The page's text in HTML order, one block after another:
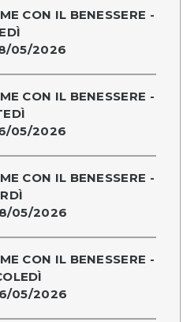
CON IL BENESSERE -
05/2026
CON IL BENESSERE -
05/2026
CON IL BENESSERE -
05/2026
CON IL BENESSERE -
05/2026